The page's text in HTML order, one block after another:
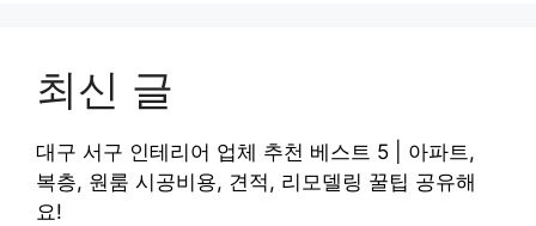
최신 글
대구 서구 인테리어 업체 추천 베스트 5 | 아파트,
복층, 원룸 시공비용, 견적, 리모델링 꿀팁 공유해
요!